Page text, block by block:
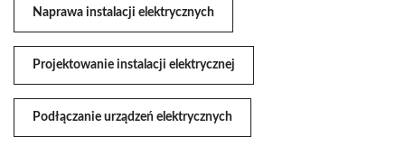
Naprawa instalacji elektrycznych
Projektowanie instalacji elektrycznej
Podłączanie urządzeń elektrycznych